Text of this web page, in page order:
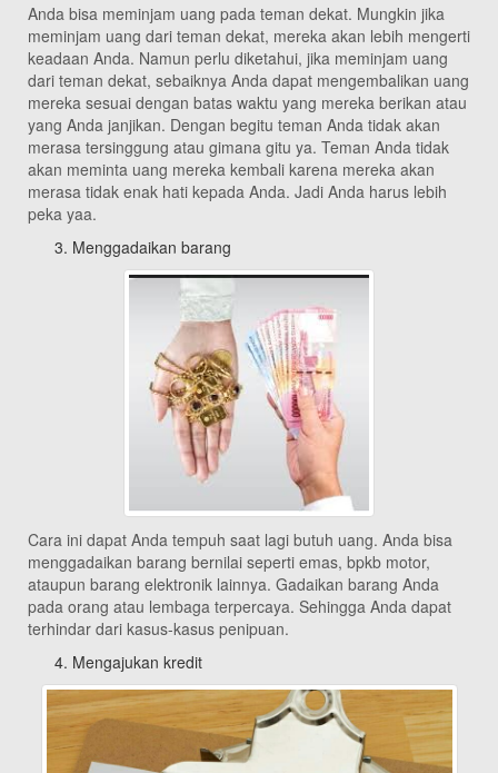
Anda bisa meminjam uang pada teman dekat. Mungkin jika
meminjam uang dari teman dekat, mereka akan lebih mengerti
keadaan Anda. Namun perlu diketahui, jika meminjam uang
dari teman dekat, sebaiknya Anda dapat mengembalikan uang
mereka sesuai dengan batas waktu yang mereka berikan atau
yang Anda janjikan. Dengan begitu teman Anda tidak akan
merasa tersinggung atau gimana gitu ya. Teman Anda tidak
akan meminta uang mereka kembali karena mereka akan
merasa tidak enak hati kepada Anda. Jadi Anda harus lebih
peka yaa.
Menggadaikan barang
Cara ini dapat Anda tempuh saat lagi butuh uang. Anda bisa
menggadaikan barang bernilai seperti emas, bpkb motor,
ataupun barang elektronik lainnya. Gadaikan barang Anda
pada orang atau lembaga terpercaya. Sehingga Anda dapat
terhindar dari kasus-kasus penipuan.
Mengajukan kredit